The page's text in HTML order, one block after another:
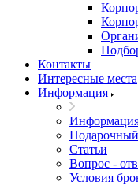
Контакты
Интересные места
Информация
Статьи
Вопрос -
Условия